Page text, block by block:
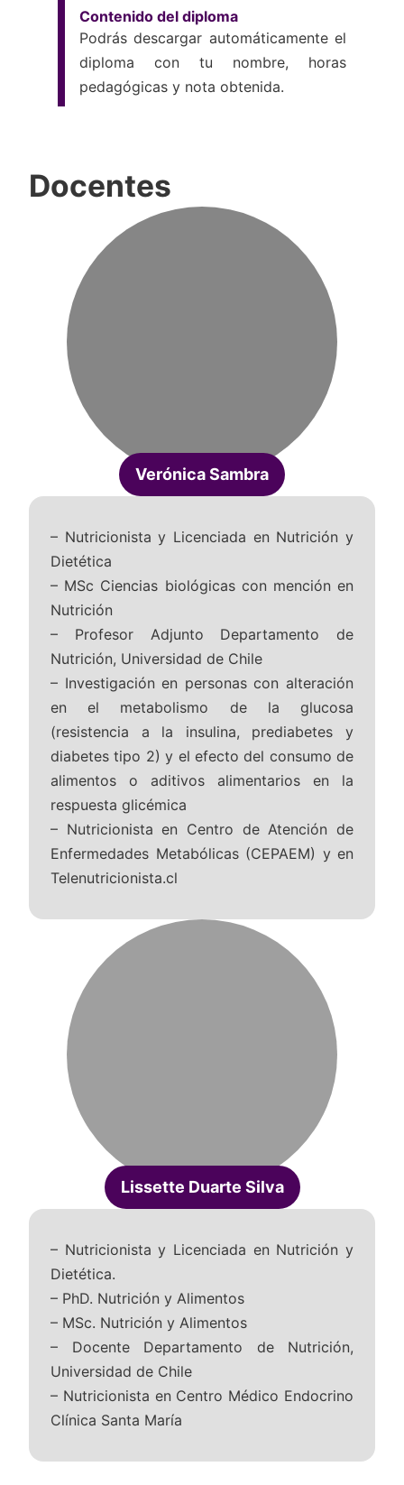
Contenido del diploma
Podrás descargar automáticamente el
diploma con tu nombre, horas
pedagógicas y nota obtenida.
Docentes
Verónica Sambra
– Nutricionista y Licenciada en Nutrición y
Dietética
– MSc Ciencias biológicas con mención en
Nutrición
– Profesor Adjunto Departamento de
Nutrición, Universidad de Chile
– Investigación en personas con alteración
en el metabolismo de la glucosa
(resistencia a la insulina, prediabetes y
diabetes tipo 2) y el efecto del consumo de
alimentos o aditivos alimentarios en la
respuesta glicémica
– Nutricionista en Centro de Atención de
Enfermedades Metabólicas (CEPAEM) y en
Telenutricionista.cl
Lissette Duarte Silva
– Nutricionista y Licenciada en Nutrición y
Dietética.
– PhD. Nutrición y Alimentos
– MSc. Nutrición y Alimentos
– Docente Departamento de Nutrición,
Universidad de Chile
– Nutricionista en Centro Médico Endocrino
Clínica Santa María